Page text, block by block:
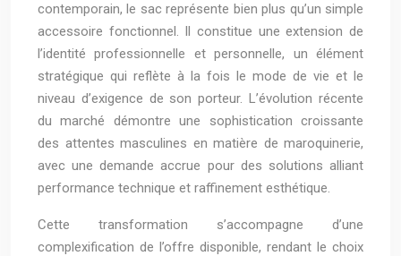
contemporain, le sac représente bien plus qu’un simple
accessoire fonctionnel. Il constitue une extension de
l’identité professionnelle et personnelle, un élément
stratégique qui reflète à la fois le mode de vie et le
niveau d’exigence de son porteur. L’évolution récente
du marché démontre une sophistication croissante
des attentes masculines en matière de maroquinerie,
avec une demande accrue pour des solutions alliant
performance technique et raffinement esthétique.
Cette transformation s’accompagne d’une
complexification de l’offre disponible, rendant le choix